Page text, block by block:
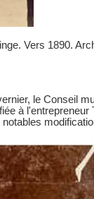
Vers 1890.
le Conseil
à l'entrepreneur